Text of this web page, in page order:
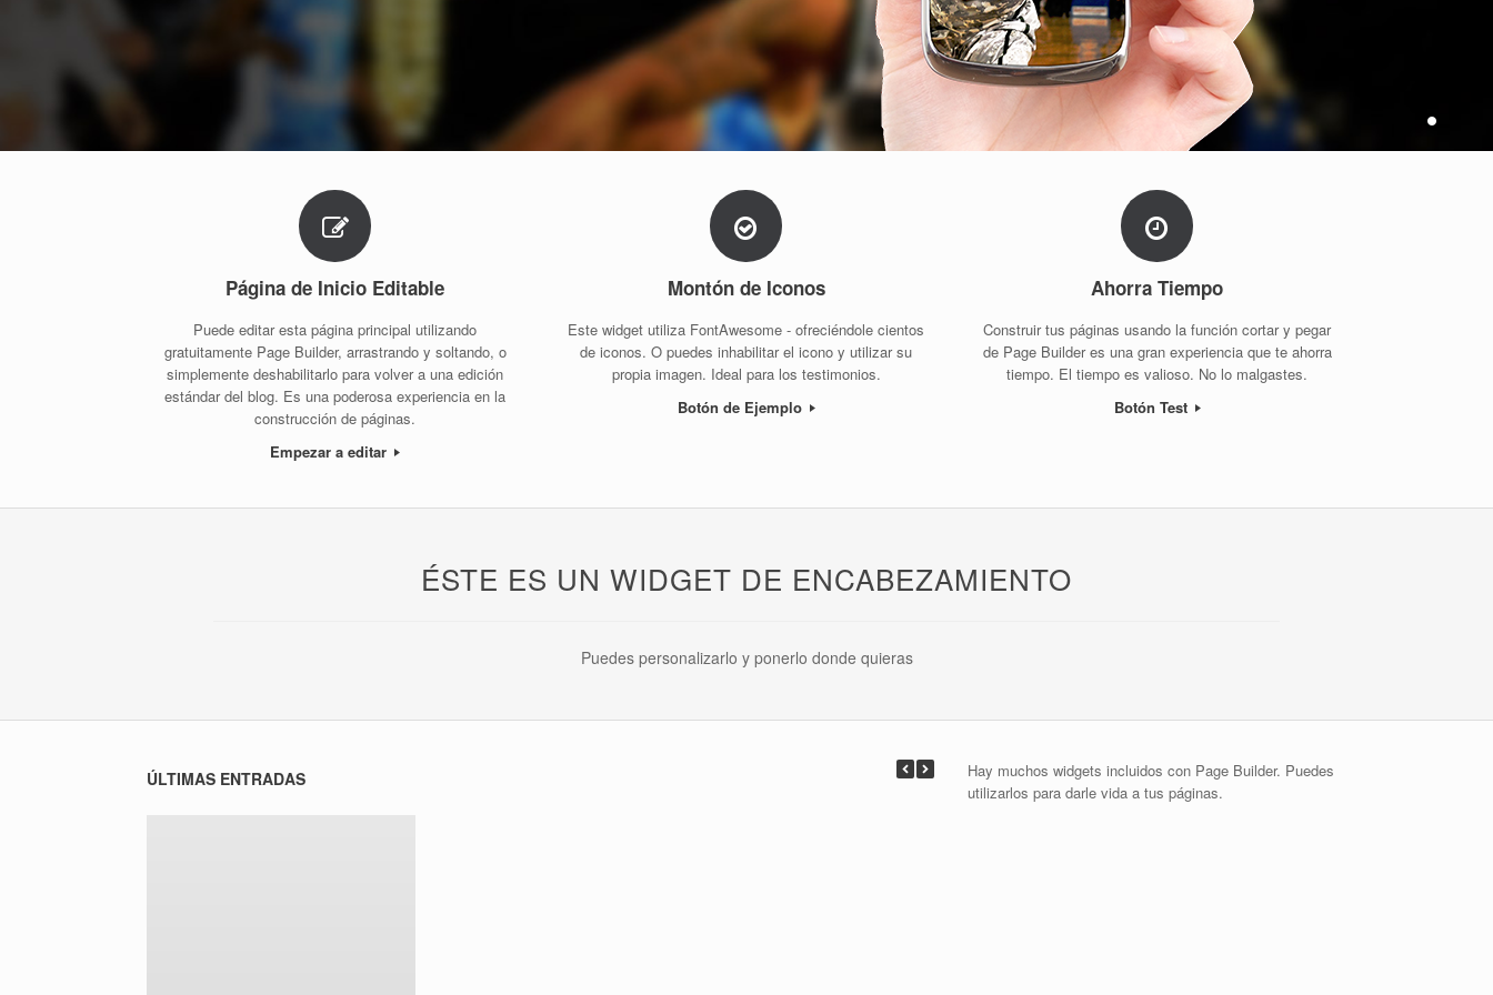
Página de Inicio Editable
Puede editar esta página principal utilizando
gratuitamente Page Builder, arrastrando y soltando, o
simplemente deshabilitarlo para volver a una edición
estándar del blog. Es una poderosa experiencia en la
construcción de páginas.
Empezar a editar
Montón de Iconos
Este widget utiliza FontAwesome - ofreciéndole cientos
de iconos. O puedes inhabilitar el icono y utilizar su
propia imagen. Ideal para los testimonios.
Botón de Ejemplo
Ahorra Tiempo
Construir tus páginas usando la función cortar y pegar
de Page Builder es una gran experiencia que te ahorra
tiempo. El tiempo es valioso. No lo malgastes.
Botón Test
ÉSTE ES UN WIDGET DE ENCABEZAMIENTO
Puedes personalizarlo y ponerlo donde quieras
ÚLTIMAS ENTRADAS
Hay muchos widgets incluidos con Page Builder. Puedes
utilizarlos para darle vida a tus páginas.